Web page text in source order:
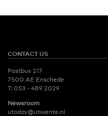
CONTACT US
Postbus 217
7500 AE Enschede
T: 053 - 489 2029
Newsroom
utoday@utwente.nl